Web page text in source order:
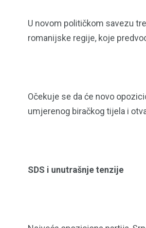
U novom političkom savezu
romanijske regije, koje
Očekuje se da će novo
umjerenog biračkog tijela i
SDS i unutrašnje tenzije